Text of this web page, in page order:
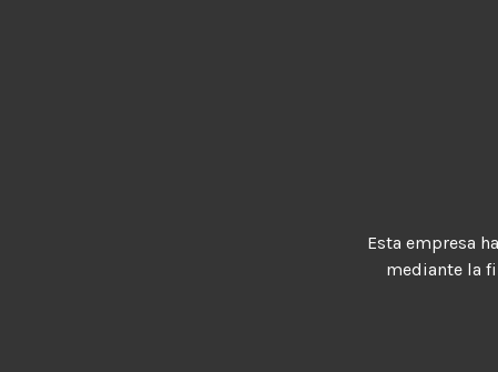
Esta empresa
mediante la